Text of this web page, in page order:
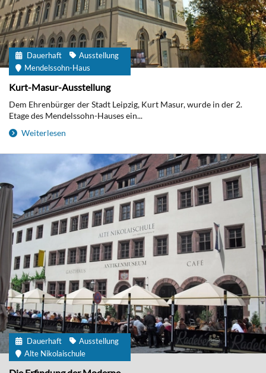
Dauerhaft
Ausstellung
Mendelssohn-Haus
Kurt-Masur-Ausstellung
Dem Ehrenbürger der Stadt Leipzig, Kurt Masur, wurde in der 2.
Etage des Mendelssohn-Hauses ein...
Weiterlesen
Dauerhaft
Ausstellung
Alte Nikolaischule